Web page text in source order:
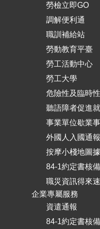
勞檢立即GO
調解便利通
職訓補給站
勞動教育平臺
勞工活動中心
勞工大學
危險性及臨時
聽語障者促進
事業單位歇業
外國人入國通
按摩小棧地圖
84-1約定書核備
職災資訊得來速
企業專屬服務
資遣通報
84-1約定書核備